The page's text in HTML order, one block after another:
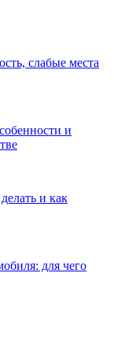
слабые места
и
и как
для чего